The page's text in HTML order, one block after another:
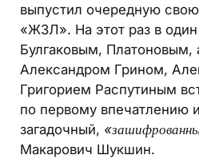
выпустил очередную
«ЖЗЛ». На этот раз в
Булгаковым, Платоновым,
Александром Грином,
Григорием Распутиным
по первому впечатлению
загадочный,
Макарович Шукшин.